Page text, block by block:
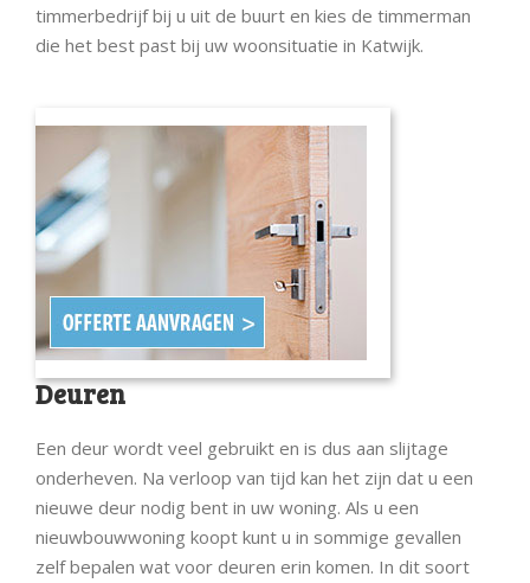
timmerbedrijf bij u uit de buurt en kies de timmerman
die het best past bij uw woonsituatie in Katwijk.
Deuren
Een deur wordt veel gebruikt en is dus aan slijtage
onderheven. Na verloop van tijd kan het zijn dat u een
nieuwe deur nodig bent in uw woning. Als u een
nieuwbouwwoning koopt kunt u in sommige gevallen
zelf bepalen wat voor deuren erin komen. In dit soort